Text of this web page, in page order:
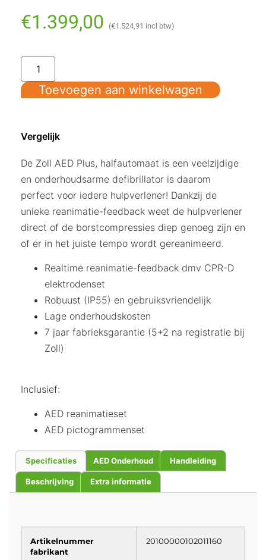
€1.399,00 (€1.524,91 incl btw)
Toevoegen aan winkelwagen
Vergelijk
De Zoll AED Plus, halfautomaat is een veelzijdige
en onderhoudsarme defibrillator is daarom
perfect voor iedere hulpverlener! Dankzij de
unieke reanimatie-feedback weet de hulpverlener
direct of de borstcompressies diep genoeg zijn en
of er in het juiste tempo wordt gereanimeerd.
Realtime reanimatie-feedback dmv CPR-D
elektrodenset
Robuust (IP55) en gebruiksvriendelijk
Lage onderhoudskosten
7 jaar fabrieksgarantie (5+2 na registratie bij
Zoll)
Inclusief:
AED reanimatieset
AED pictogrammenset
Specificaties AED Onderhoud Handleiding
Beschrijving Extra informatie
Artikelnummer
fabrikant
20100000102011160